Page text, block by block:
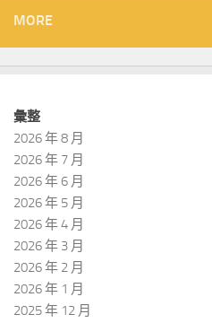
MORE
彙整
2026 年 8 月
2026 年 7 月
2026 年 6 月
2026 年 5 月
2026 年 4 月
2026 年 3 月
2026 年 2 月
2026 年 1 月
2025 年 12 月